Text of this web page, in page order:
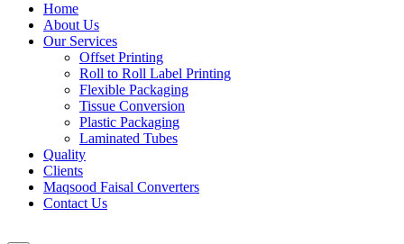
Home
About Us
Our Services
Offset Printing
Roll to Roll Label Printing
Flexible Packaging
Tissue Conversion
Plastic Packaging
Laminated Tubes
Quality
Clients
Maqsood Faisal Converters
Contact Us